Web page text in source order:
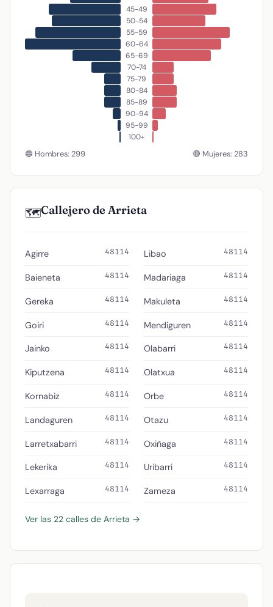
45-49
50-54
55-59
60-64
65-69
70-74
75-79
80-84
85-89
90-94
95-99
100+
🔵 Hombres: 299 🔴 Mujeres: 283
🗺️Callejero de Arrieta
Agirre 48114
Baieneta 48114
Gereka 48114
Goiri 48114
Jainko 48114
Kiputzena 48114
Kornabiz 48114
Landaguren 48114
Larretxabarri 48114
Lekerika 48114
Lexarraga 48114
Libao 48114
Madariaga 48114
Makuleta 48114
Mendiguren 48114
Olabarri 48114
Olatxua 48114
Orbe 48114
Otazu 48114
Oxiñaga 48114
Uribarri 48114
Zameza 48114
Ver las 22 calles de Arrieta →